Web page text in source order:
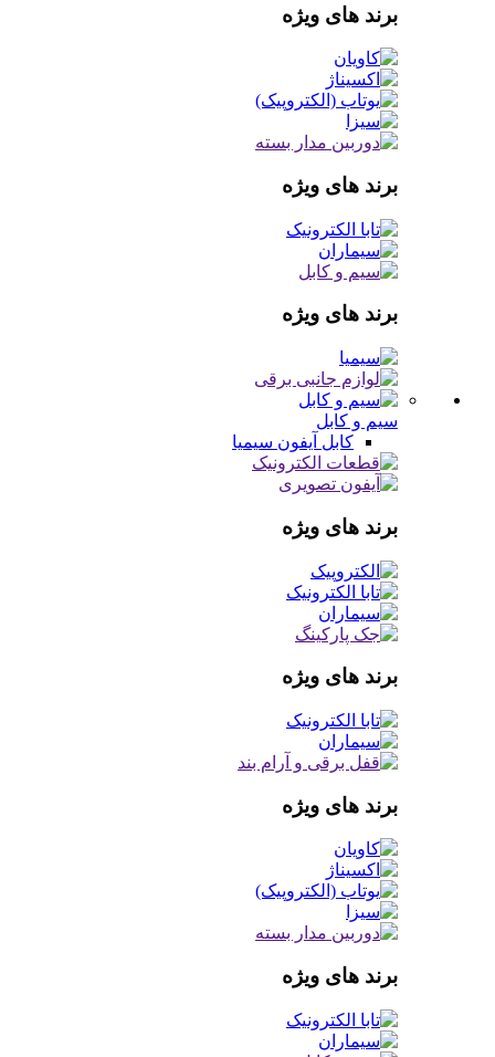
برند های ویژه
برند های ویژه
برند های ویژه
سیم و کابل
کابل آیفون سیمیا
برند های ویژه
برند های ویژه
برند های ویژه
برند های ویژه